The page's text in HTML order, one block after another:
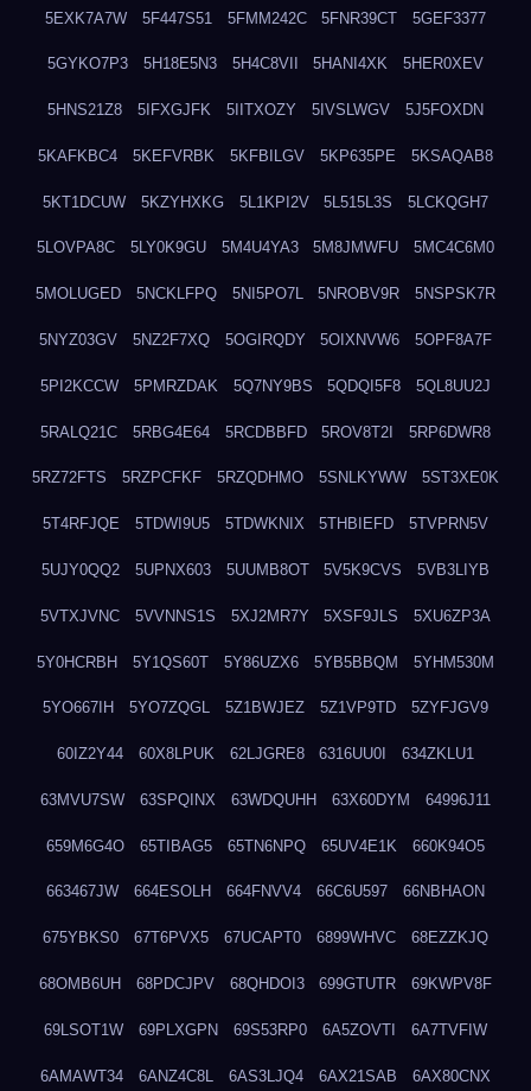
5EXK7A7W 5F447S51 5FMM242C 5FNR39CT 5GEF3377
5GYKO7P3 5H18E5N3 5H4C8VII 5HANI4XK 5HER0XEV
5HNS21Z8 5IFXGJFK 5IITXOZY 5IVSLWGV 5J5FOXDN
5KAFKBC4 5KEFVRBK 5KFBILGV 5KP635PE 5KSAQAB8
5KT1DCUW 5KZYHXKG 5L1KPI2V 5L515L3S 5LCKQGH7
5LOVPA8C 5LY0K9GU 5M4U4YA3 5M8JMWFU 5MC4C6M0
5MOLUGED 5NCKLFPQ 5NI5PO7L 5NROBV9R 5NSPSK7R
5NYZ03GV 5NZ2F7XQ 5OGIRQDY 5OIXNVW6 5OPF8A7F
5PI2KCCW 5PMRZDAK 5Q7NY9BS 5QDQI5F8 5QL8UU2J
5RALQ21C 5RBG4E64 5RCDBBFD 5ROV8T2I 5RP6DWR8
5RZ72FTS 5RZPCFKF 5RZQDHMO 5SNLKYWW 5ST3XE0K
5T4RFJQE 5TDWI9U5 5TDWKNIX 5THBIEFD 5TVPRN5V
5UJY0QQ2 5UPNX603 5UUMB8OT 5V5K9CVS 5VB3LIYB
5VTXJVNC 5VVNNS1S 5XJ2MR7Y 5XSF9JLS 5XU6ZP3A
5Y0HCRBH 5Y1QS60T 5Y86UZX6 5YB5BBQM 5YHM530M
5YO667IH 5YO7ZQGL 5Z1BWJEZ 5Z1VP9TD 5ZYFJGV9
60IZ2Y44 60X8LPUK 62LJGRE8 6316UU0I 634ZKLU1
63MVU7SW 63SPQINX 63WDQUHH 63X60DYM 64996J11
659M6G4O 65TIBAG5 65TN6NPQ 65UV4E1K 660K94O5
663467JW 664ESOLH 664FNVV4 66C6U597 66NBHAON
675YBKS0 67T6PVX5 67UCAPT0 6899WHVC 68EZZKJQ
68OMB6UH 68PDCJPV 68QHDOI3 699GTUTR 69KWPV8F
69LSOT1W 69PLXGPN 69S53RP0 6A5ZOVTI 6A7TVFIW
6AMAWT34 6ANZ4C8L 6AS3LJQ4 6AX21SAB 6AX80CNX